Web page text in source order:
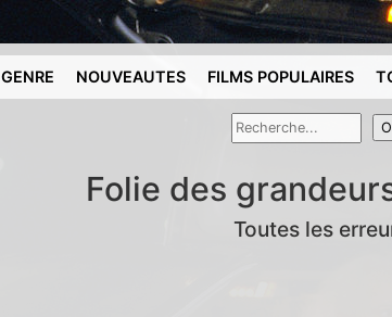
GENRE NOUVEAUTES FILMS POPULAIRES
Folie des
Toutes les